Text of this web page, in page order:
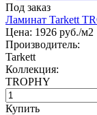
Под заказ
Ламинат Tarkett
Цена: 1926 руб./м2
Производитель:
Tarkett
Коллекция:
TROPHY
Купить